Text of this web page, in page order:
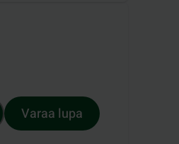
Varaa lupa